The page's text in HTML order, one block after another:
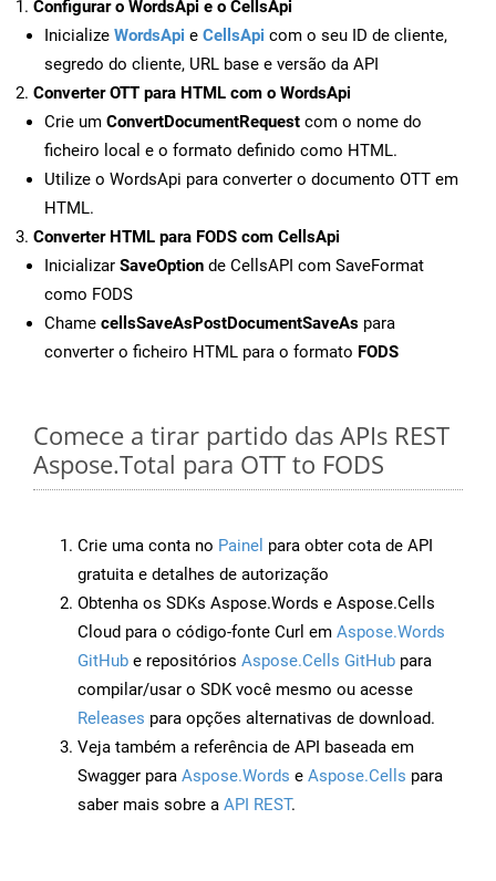
Configurar o WordsApi e o CellsApi
Inicialize WordsApi e CellsApi com o seu ID de cliente,
segredo do cliente, URL base e versão da API
Converter OTT para HTML com o WordsApi
Crie um ConvertDocumentRequest com o nome do
ficheiro local e o formato definido como HTML.
Utilize o WordsApi para converter o documento OTT em
HTML.
Converter HTML para FODS com CellsApi
Inicializar SaveOption de CellsAPI com SaveFormat
como FODS
Chame cellsSaveAsPostDocumentSaveAs para
converter o ficheiro HTML para o formato FODS
Comece a tirar partido das APIs REST
Aspose.Total para OTT to FODS
Crie uma conta no Painel para obter cota de API
gratuita e detalhes de autorização
Obtenha os SDKs Aspose.Words e Aspose.Cells
Cloud para o código-fonte Curl em Aspose.Words
GitHub e repositórios Aspose.Cells GitHub para
compilar/usar o SDK você mesmo ou acesse
Releases para opções alternativas de download.
Veja também a referência de API baseada em
Swagger para Aspose.Words e Aspose.Cells para
saber mais sobre a API REST.